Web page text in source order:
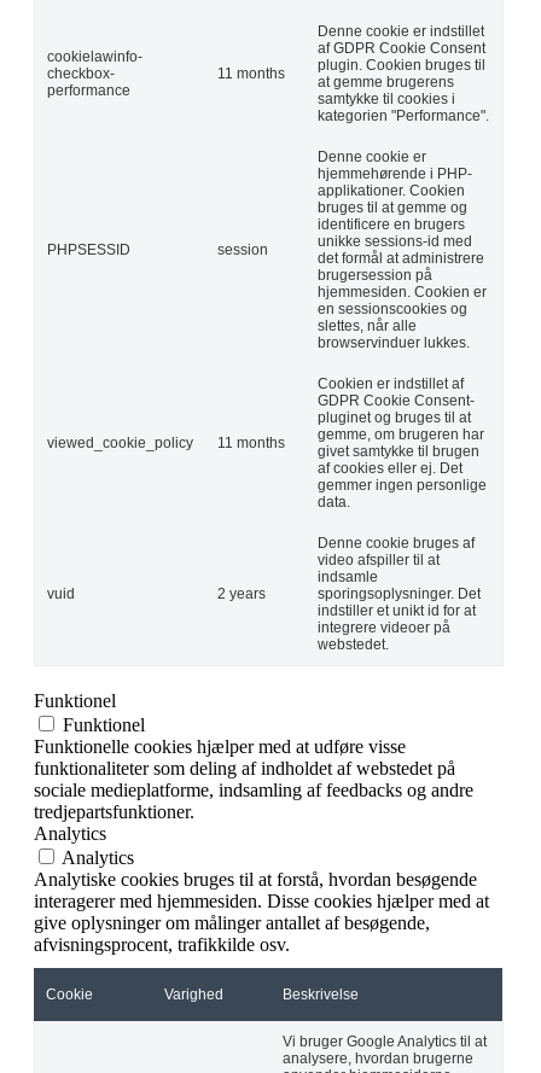
cookielawinfo-
checkbox-
performance
11 months
Denne cookie er indstillet
af GDPR Cookie Consent
plugin. Cookien bruges til
at gemme brugerens
samtykke til cookies i
kategorien "Performance".
PHPSESSID session
Denne cookie er
hjemmehørende i PHP-
applikationer. Cookien
bruges til at gemme og
identificere en brugers
unikke sessions-id med
det formål at administrere
brugersession på
hjemmesiden. Cookien er
en sessionscookies og
slettes, når alle
browservinduer lukkes.
viewed_cookie_policy 11 months
Cookien er indstillet af
GDPR Cookie Consent-
pluginet og bruges til at
gemme, om brugeren har
givet samtykke til brugen
af cookies eller ej. Det
gemmer ingen personlige
data.
vuid 2 years
Denne cookie bruges af
video afspiller til at
indsamle
sporingsoplysninger. Det
indstiller et unikt id for at
integrere videoer på
webstedet.
Funktionel
Funktionel
Funktionelle cookies hjælper med at udføre visse
funktionaliteter som deling af indholdet af webstedet på
sociale medieplatforme, indsamling af feedbacks og andre
tredjepartsfunktioner.
Analytics
Analytics
Analytiske cookies bruges til at forstå, hvordan besøgende
interagerer med hjemmesiden. Disse cookies hjælper med at
give oplysninger om målinger antallet af besøgende,
afvisningsprocent, trafikkilde osv.
Cookie Varighed Beskrivelse
Vi bruger Google Analytics til at
analysere, hvordan brugerne